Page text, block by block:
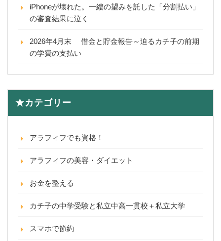
iPhoneが壊れた。一縷の望みを託した「分割払い」
の審査結果に泣く
2026年4月末 借金と貯金報告～迫るカチ子の前期
の学費の支払い
★カテゴリー
アラフィフでも資格！
アラフィフの美容・ダイエット
お金を整える
カチ子の中学受験と私立中高一貫校＋私立大学
スマホで節約